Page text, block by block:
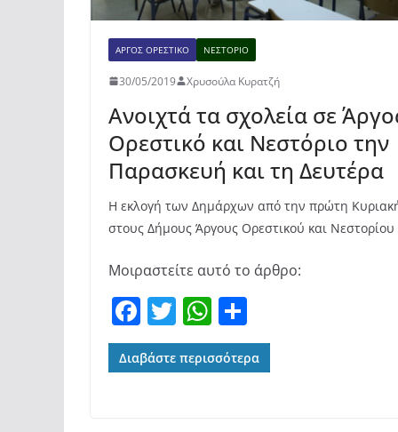
ΆΡΓΟΣ ΟΡΕΣΤΙΚΌ ΝΕΣΤΌΡΙΟ
30/05/2019 Χρυσούλα Κυρατζή
Ανοιχτά τα σχολεία σε
Ορεστικό και Νεστόριο την
Παρασκευή και τη Δευτέρα
Η εκλογή των Δημάρχων από την πρώτη
στους Δήμους Άργους Ορεστικού και Νεστορίου
Μοιραστείτε αυτό το άρθρο:
F
a
c
T
w
itt
W
h
at
οι
ρ
Διαβάστε περισσότερα